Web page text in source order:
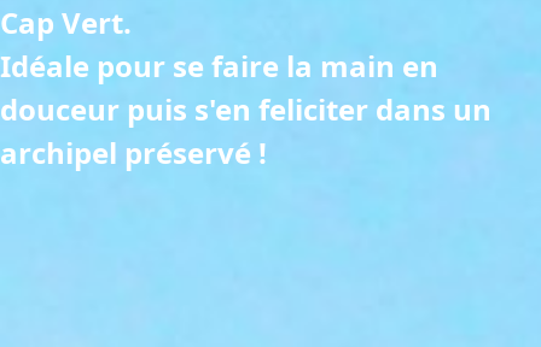
Cap Vert.
Idéale pour se faire la main en
douceur puis s'en feliciter dans un
archipel préservé !